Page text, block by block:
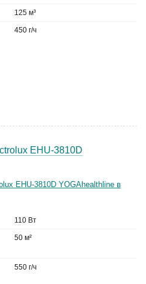
125 м³
450 г/ч
EHU-3810D
110 Вт
50 м²
550 г/ч